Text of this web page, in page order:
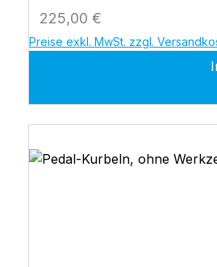
Regulärer Preis:
225,00 €
Preise exkl. MwSt. zzgl.